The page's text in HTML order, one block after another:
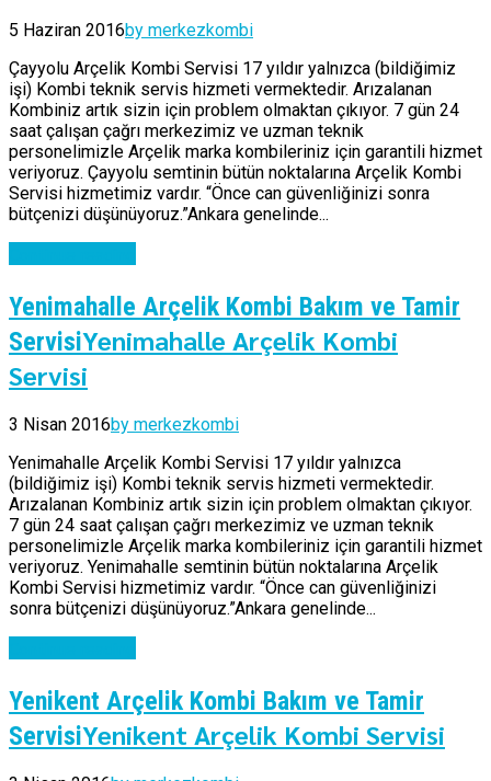
5 Haziran 2016by merkezkombi
Çayyolu Arçelik Kombi Servisi 17 yıldır yalnızca (bildiğimiz
işi) Kombi teknik servis hizmeti vermektedir. Arızalanan
Kombiniz artık sizin için problem olmaktan çıkıyor. 7 gün 24
saat çalışan çağrı merkezimiz ve uzman teknik
personelimizle Arçelik marka kombileriniz için garantili hizmet
veriyoruz. Çayyolu semtinin bütün noktalarına Arçelik Kombi
Servisi hizmetimiz vardır. “Önce can güvenliğinizi sonra
bütçenizi düşünüyoruz.”Ankara genelinde...
Yenimahalle Arçelik Kombi Bakım ve Tamir
ServisiYenimahalle Arçelik Kombi
Servisi
3 Nisan 2016by merkezkombi
Yenimahalle Arçelik Kombi Servisi 17 yıldır yalnızca
(bildiğimiz işi) Kombi teknik servis hizmeti vermektedir.
Arızalanan Kombiniz artık sizin için problem olmaktan çıkıyor.
7 gün 24 saat çalışan çağrı merkezimiz ve uzman teknik
personelimizle Arçelik marka kombileriniz için garantili hizmet
veriyoruz. Yenimahalle semtinin bütün noktalarına Arçelik
Kombi Servisi hizmetimiz vardır. “Önce can güvenliğinizi
sonra bütçenizi düşünüyoruz.”Ankara genelinde...
Yenikent Arçelik Kombi Bakım ve Tamir
ServisiYenikent Arçelik Kombi Servisi